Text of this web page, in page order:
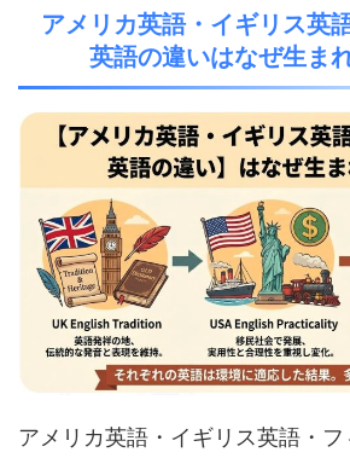
アメリカ英語・イギリス英
英語の違いはなぜ生ま
アメリカ英語・イギリス英語・